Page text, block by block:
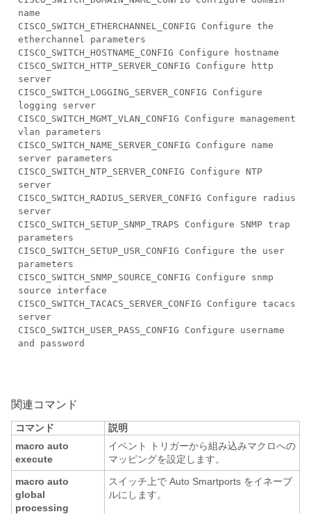
name
CISCO_SWITCH_ETHERCHANNEL_CONFIG Configure the
etherchannel parameters
CISCO_SWITCH_HOSTNAME_CONFIG Configure hostname
CISCO_SWITCH_HTTP_SERVER_CONFIG Configure http
server
CISCO_SWITCH_LOGGING_SERVER_CONFIG Configure
logging server
CISCO_SWITCH_MGMT_VLAN_CONFIG Configure management
vlan parameters
CISCO_SWITCH_NAME_SERVER_CONFIG Configure name
server parameters
CISCO_SWITCH_NTP_SERVER_CONFIG Configure NTP
server
CISCO_SWITCH_RADIUS_SERVER_CONFIG Configure radius
server
CISCO_SWITCH_SETUP_SNMP_TRAPS Configure SNMP trap
parameters
CISCO_SWITCH_SETUP_USR_CONFIG Configure the user
parameters
CISCO_SWITCH_SNMP_SOURCE_CONFIG Configure snmp
source interface
CISCO_SWITCH_TACACS_SERVER_CONFIG Configure tacacs
server
CISCO_SWITCH_USER_PASS_CONFIG Configure username
and password
関連コマンド
コマンド
説明
macro auto
execute
イベント トリガーから組み込みマクロへの
マッピングを設定します。
macro auto
global
processing
スイッチ上で Auto Smartports をイネーブ
ルにします。